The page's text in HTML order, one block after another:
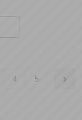
4 5